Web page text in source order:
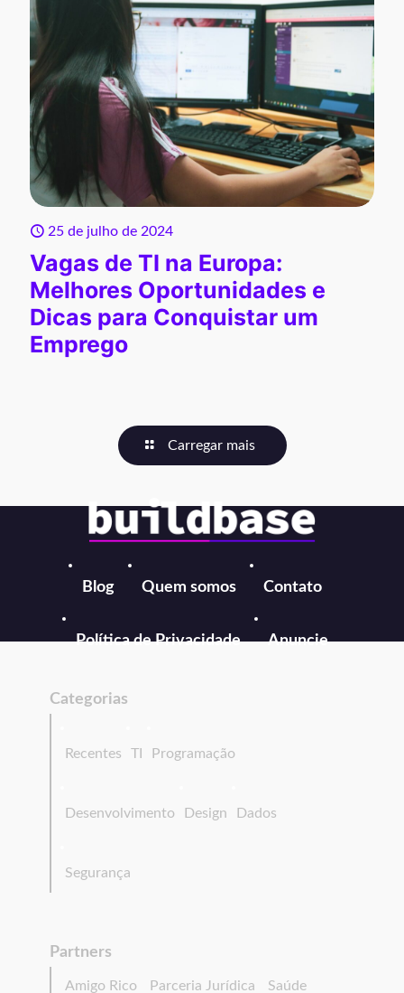
25 de julho de 2024
Vagas de TI na Europa:
Melhores Oportunidades e
Dicas para Conquistar um
Emprego
Carregar mais
Blog Quem somos Contato
Política de Privacidade Anuncie
Categorias
Recentes TI Programação
Desenvolvimento Design Dados
Segurança
Partners
Amigo Rico Parceria Jurídica Saúde